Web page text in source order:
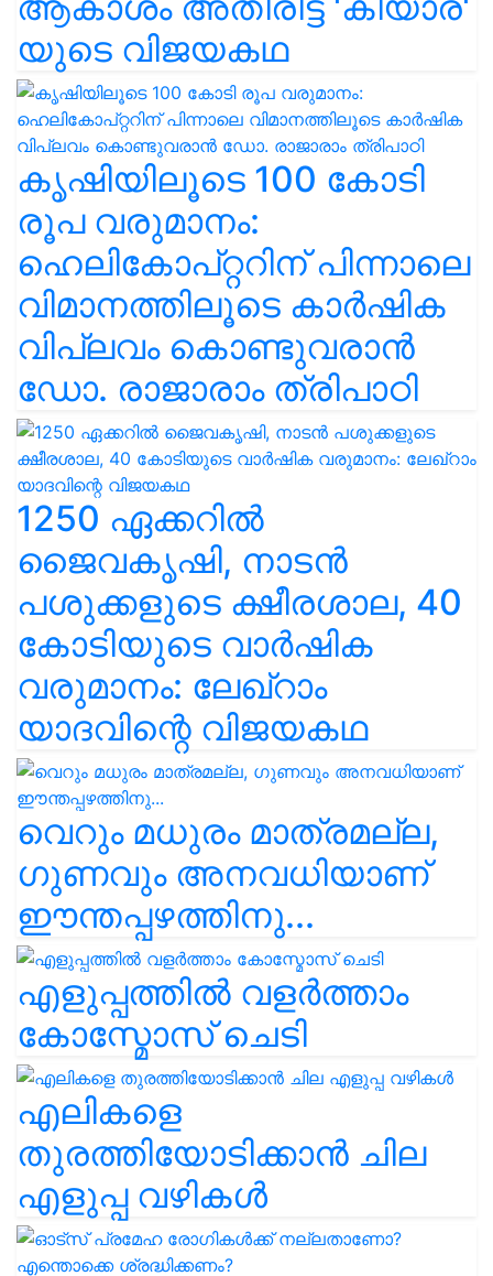
യുടെ വിജയകഥ
കൃഷിയിലൂടെ 100 കോടി
രൂപ വരുമാനം:
ഹെലികോപ്റ്ററിന് പിന്നാലെ
വിമാനത്തിലൂടെ കാർഷിക
വിപ്ലവം കൊണ്ടുവരാൻ
ഡോ. രാജാരാം ത്രിപാഠി
1250 ഏക്കറിൽ
ജൈവകൃഷി, നാടൻ
പശുക്കളുടെ ക്ഷീരശാല, 40
കോടിയുടെ വാർഷിക
വരുമാനം: ലേഖ്‌റാം
യാദവിന്റെ വിജയകഥ
വെറും മധുരം മാത്രമല്ല,
ഗുണവും അനവധിയാണ്
ഈന്തപ്പഴത്തിനു...
എളുപ്പത്തിൽ വളർത്താം
കോസ്മോസ് ചെടി
എലികളെ
തുരത്തിയോടിക്കാൻ ചില
എളുപ്പ വഴികൾ